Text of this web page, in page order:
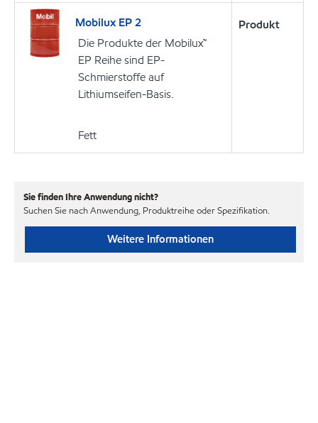
Mobilux EP 2
Die Produkte der Mobilux™
EP Reihe sind EP-
Schmierstoffe auf
Lithiumseifen-Basis.
Fett
Produkt
Sie finden Ihre Anwendung nicht?
Suchen Sie nach Anwendung, Produktreihe oder Spezifikation.
Weitere Informationen